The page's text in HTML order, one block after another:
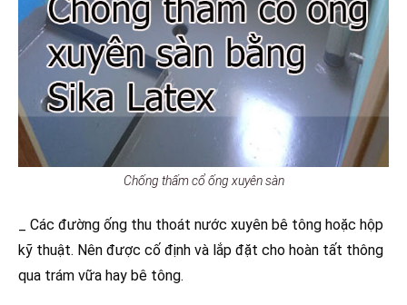
Chống thấm cổ ống xuyên sàn
_ Các đường ống thu thoát nước xuyên bê tông hoặc hộp
kỹ thuật. Nên được cố định và lắp đặt cho hoàn tất thông
qua trám vữa hay bê tông.